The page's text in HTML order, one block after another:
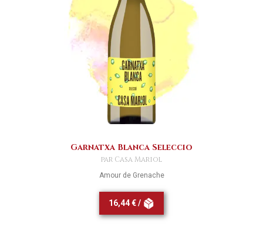
Garnatxa Blanca Seleccio
par Casa Mariol
Amour de Grenache
16,44 € /